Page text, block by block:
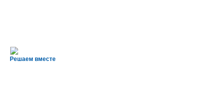
Решаем вместе